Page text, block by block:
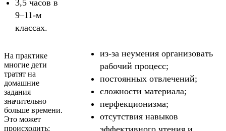
3,5 часов в
9–11-м
классах.
На практике
многие дети
тратят на
домашние
задания
значительно
больше времени.
Это может
происходить:
из-за неумения организовать
рабочий процесс;
постоянных отвлечений;
сложности материала;
перфекционизма;
отсутствия навыков